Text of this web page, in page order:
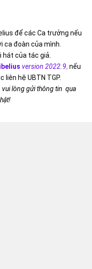
để các Ca trưởng nếu
ca đoàn của mình.
hát của tác giả.
version 2022.9, nếu
hệ UBTN TGP.
vui lòng gửi thông tin qua